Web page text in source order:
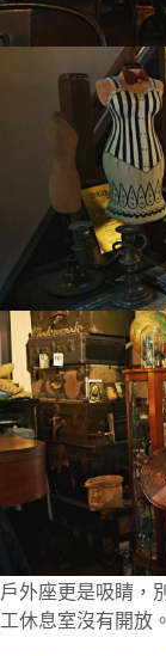
戶外座更是吸睛，
工休息室沒有開放。